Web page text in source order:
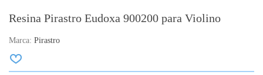
Resina Pirastro Eudoxa 900200 para Violino
Marca: Pirastro